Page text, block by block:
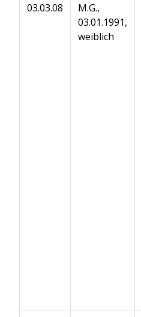
03.03.08
M.G.,
03.01.1991,
weiblich